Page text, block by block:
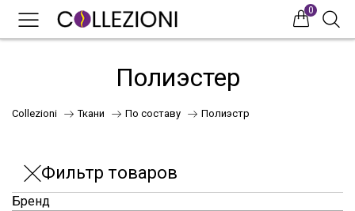
0
Полиэстер
Collezioni Ткани По составу Полиэстр
Фильтр товаров
Бренд